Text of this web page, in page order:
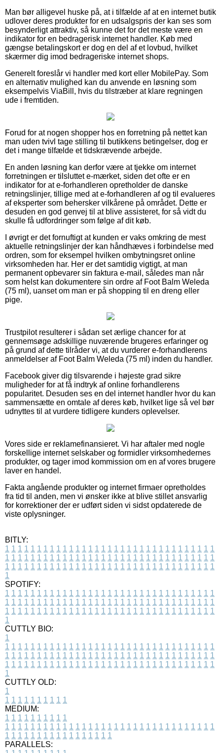
Man bør alligevel huske på, at i tilfælde af at en internet butik
udlover deres produkter for en udsalgspris der kan ses som
besynderligt attraktiv, så kunne det for det meste være en
indikator for en bedragerisk internet handler. Køb med
gængse betalingskort er dog en del af et lovbud, hvilket
skærmer dig imod bedrageriske internet shops.
Generelt foreslår vi handler med kort eller MobilePay. Som
en alternativ mulighed kan du anvende en løsning som
eksempelvis ViaBill, hvis du tilstræber at klare regningen
ude i fremtiden.
Forud for at nogen shopper hos en forretning på nettet kan
man uden tvivl tage stilling til butikkens betingelser, dog er
det i mange tilfælde et tidskrævende arbejde.
En anden løsning kan derfor være at tjekke om internet
forretningen er tilsluttet e-mærket, siden det ofte er en
indikator for at e-forhandleren opretholder de danske
retningslinjer, tillige med at e-forhandleren af og til evalueres
af eksperter som behersker vilkårene på området. Dette er
desuden en god genvej til at blive assisteret, for så vidt du
skulle få udfordringer som følge af dit køb.
I øvrigt er det fornuftigt at kunden er vaks omkring de mest
aktuelle retningslinjer der kan håndhæves i forbindelse med
ordren, som for eksempel hvilken ombytningsret online
virksomheden har. Her er det samtidig vigtigt, at man
permanent opbevarer sin faktura e-mail, således man når
som helst kan dokumentere sin ordre af Foot Balm Weleda
(75 ml), uanset om man er på shopping til en dreng eller
pige.
Trustpilot resulterer i sådan set ærlige chancer for at
gennemsøge adskillige nuværende brugeres erfaringer og
på grund af dette tilråder vi, at du vurderer e-forhandlerens
anmeldelser af Foot Balm Weleda (75 ml) inden du handler.
Facebook giver dig tilsvarende i højeste grad sikre
muligheder for at få indtryk af online forhandlerens
popularitet. Desuden ses en del internet handler hvor du kan
sammensætte en omtale af deres køb, hvilket lige så vel bør
udnyttes til at vurdere tidligere kunders oplevelser.
Vores side er reklamefinansieret. Vi har aftaler med nogle
forskellige internet selskaber og formidler virksomhedernes
produkter, og tager imod kommission om en af vores brugere
laver en handel.
Fakta angående produkter og internet firmaer opretholdes
fra tid til anden, men vi ønsker ikke at blive stillet ansvarlig
for korrektioner der er udført siden vi sidst opdaterede de
viste oplysninger.
BITLY:
1 1 1 1 1 1 1 1 1 1 1 1 1 1 1 1 1 1 1 1 1 1 1 1 1 1 1 1 1 1 1 1 1
1 1 1 1 1 1 1 1 1 1 1 1 1 1 1 1 1 1 1 1 1 1 1 1 1 1 1 1 1 1 1 1 1
1 1 1 1 1 1 1 1 1 1 1 1 1 1 1 1 1 1 1 1 1 1 1 1 1 1 1 1 1 1 1 1 1
1
SPOTIFY:
1 1 1 1 1 1 1 1 1 1 1 1 1 1 1 1 1 1 1 1 1 1 1 1 1 1 1 1 1 1 1 1 1
1 1 1 1 1 1 1 1 1 1 1 1 1 1 1 1 1 1 1 1 1 1 1 1 1 1 1 1 1 1 1 1 1
1 1 1 1 1 1 1 1 1 1 1 1 1 1 1 1 1 1 1 1 1 1 1 1 1 1 1 1 1 1 1 1 1
1
CUTTLY BIO:
1
1 1 1 1 1 1 1 1 1 1 1 1 1 1 1 1 1 1 1 1 1 1 1 1 1 1 1 1 1 1 1 1 1
1 1 1 1 1 1 1 1 1 1 1 1 1 1 1 1 1 1 1 1 1 1 1 1 1 1 1 1 1 1 1 1 1
1 1 1 1 1 1 1 1 1 1 1 1 1 1 1 1 1 1 1 1 1 1 1 1 1 1 1 1 1 1 1 1 1
1
CUTTLY OLD:
1
1 1 1 1 1 1 1 1 1 1
MEDIUM:
1 1 1 1 1 1 1 1 1 1
1 1 1 1 1 1 1 1 1 1 1 1 1 1 1 1 1 1 1 1 1 1 1 1 1 1 1 1 1 1 1 1 1
1 1 1 1 1 1 1 1 1 1 1 1 1 1 1 1 1
PARALLELS: